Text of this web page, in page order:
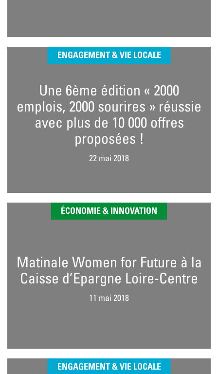
ENGAGEMENT & VIE LOCALE
Une 6ème édition « 2000
emplois, 2000 sourires » réussie
avec plus de 10 000 offres
proposées !
22 mai 2018
ÉCONOMIE & INNOVATION
Matinale Women for Future à la
Caisse d’Epargne Loire-Centre
11 mai 2018
ENGAGEMENT & VIE LOCALE